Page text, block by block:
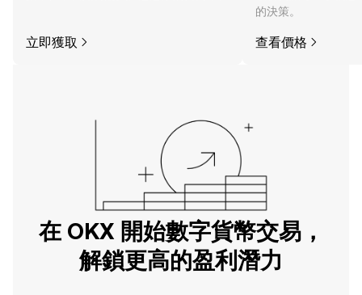
立即獲取
的決策。
查看價格
在 OKX 開始數字貨幣交易，
解鎖更高的盈利潛力